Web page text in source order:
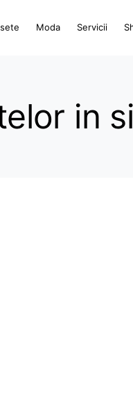
Moda Servicii
in